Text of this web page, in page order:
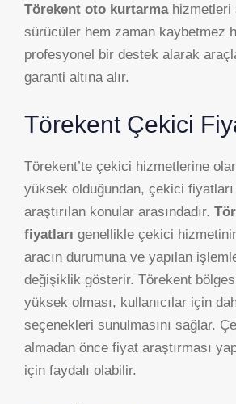
Törekent oto kurtarmahizmetleri
sürücüler hem zaman kaybetmez
profesyonel bir destek alarak
garanti altına alır.
Törekent Çekici
Törekent’te çekici hizmetlerine
yüksek olduğundan, çekici fiyatları
araştırılan konular arasındadır.
fiyatları genellikle çekici
aracın durumuna ve yapılan
değişiklik gösterir. Törekent
yüksek olması, kullanıcılar için
seçenekleri sunulmasını sağlar.
almadan önce fiyat araştırması
için faydalı olabilir.